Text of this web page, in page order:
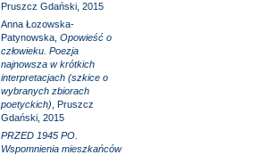
Pruszcz Gdański, 2015
Anna Łozowska-
Patynowska, Opowieść o
człowieku. Poezja
najnowsza w krótkich
interpretacjach (szkice o
wybranych zbiorach
poetyckich) , Pruszcz
Gdański, 2015
PRZED 1945 PO.
Wspomnienia mieszkańców